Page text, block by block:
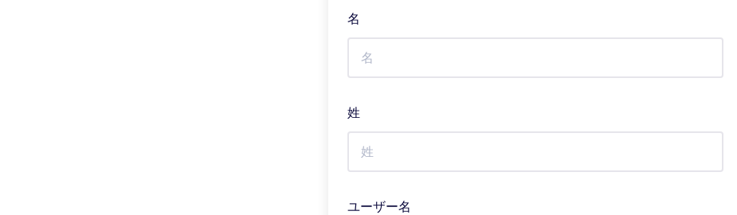
名
姓
ユーザー名